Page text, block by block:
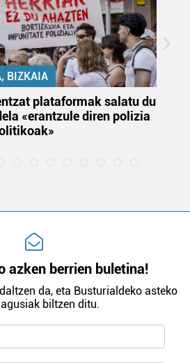
BIZKAIA
plataformak salatu du
«erantzule diren polizia
azken berrien buletina!
da, eta Busturialdeko asteko
biltzen ditu.